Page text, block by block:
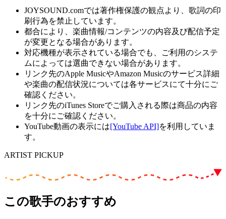
JOYSOUND.comでは著作権保護の観点より、歌詞の印
刷行為を禁止しています。
都合により、楽曲情報/コンテンツの内容及び配信予定
が変更となる場合があります。
対応機種が表示されている場合でも、ご利用のシステ
ムによっては選曲できない場合があります。
リンク先のApple MusicやAmazon Musicのサービス詳細
や楽曲の配信状況については各サービスにて十分にご
確認ください。
リンク先のiTunes Storeでご購入される際は商品の内容
を十分にご確認ください。
YouTube動画の表示には[YouTube API]を利用していま
す。
ARTIST PICKUP
この歌手のおすすめ